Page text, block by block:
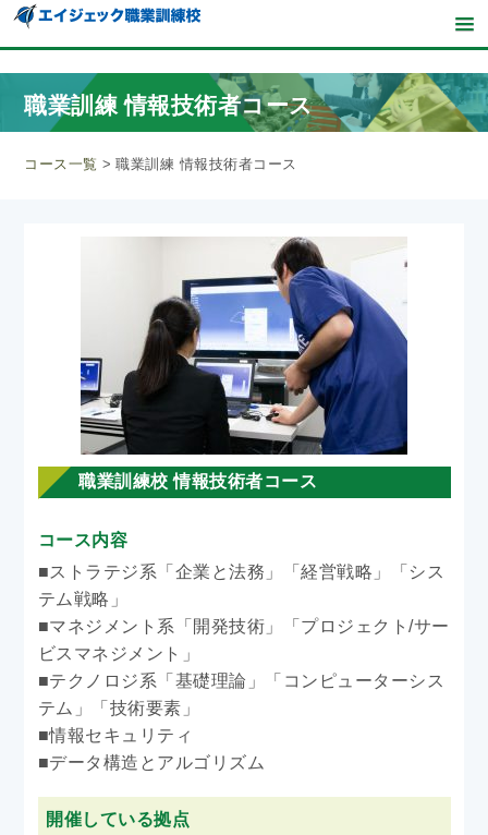
職業訓練 情報技術者コース
コース一覧 > 職業訓練 情報技術者コース
職業訓練校 情報技術者コース
コース内容
■ストラテジ系「企業と法務」「経営戦略」「シス
テム戦略」
■マネジメント系「開発技術」「プロジェクト/サー
ビスマネジメント」
■テクノロジ系「基礎理論」「コンピューターシス
テム」「技術要素」
■情報セキュリティ
■データ構造とアルゴリズム
開催している拠点